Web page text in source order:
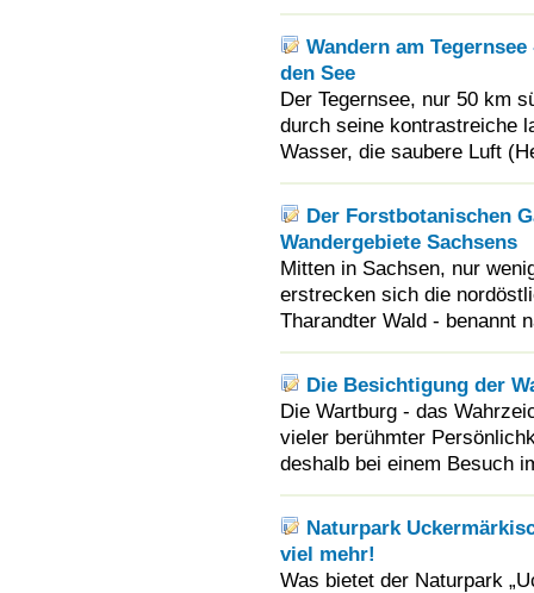
Wandern am
den See
Der Tegernsee, nur 50 km
durch seine kontrastreiche
Wasser, die saubere Luft
Der Forstbotanischen
Wandergebiete Sachsens
Mitten in Sachsen, nur
erstrecken sich die
Tharandter Wald - benannt
Die Besichtigung der
Die Wartburg - das
vieler berühmter
deshalb bei einem Besuch
Naturpark
viel mehr!
Was bietet der Naturpark